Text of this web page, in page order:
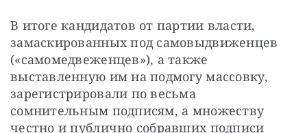
В итоге кандидатов от партии власти,
замаскированных под самовыдвиженцев
(«самомедвеженцев»), а также
выставленную им на подмогу массовку,
зарегистрировали по весьма
сомнительным подписям, а множеству
честно и публично собравших подписи